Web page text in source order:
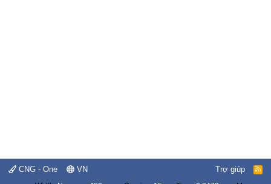
CNG - One VN Trợ giúp
R